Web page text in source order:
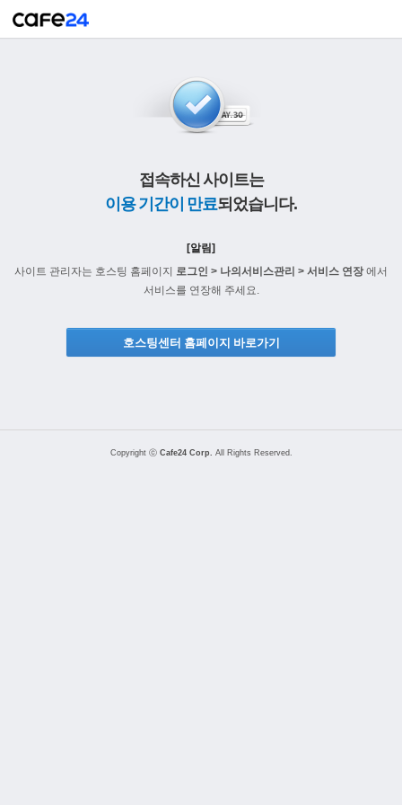
접속하신 사이트는
이용 기간이 만료되었습니다.
[알림]
사이트 관리자는 호스팅 홈페이지 로그인 > 나의서비스관리 > 서비스 연장에서
서비스를 연장해 주세요.
호스팅센터 홈페이지 바로가기
Copyright ⓒ Cafe24 Corp. All Rights Reserved.